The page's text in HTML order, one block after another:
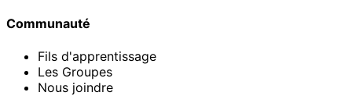
Communauté
Fils d'apprentissage
Les Groupes
Nous joindre